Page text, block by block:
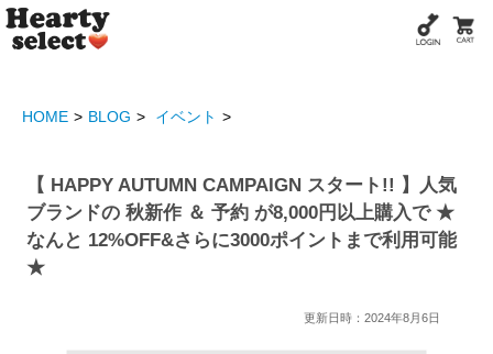
HOME BLOG イベント
【 HAPPY AUTUMN CAMPAIGN スタート!! 】人気
ブランドの 秋新作 ＆ 予約 が8,000円以上購入で ★
なんと 12%OFF&さらに3000ポイントまで利用可能
★
更新日時：2024年8月6日